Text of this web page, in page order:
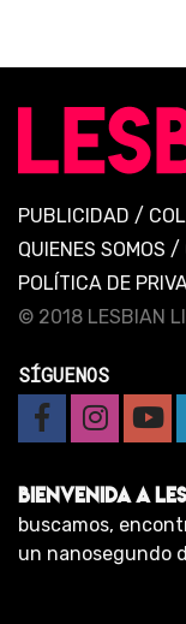
PUBLICIDAD /
QUIENES SOMOS /
POLÍTICA DE
© 2018 LESBIAN
SÍGUENOS
BIENVENIDA A
buscamos,
un nanosegundo